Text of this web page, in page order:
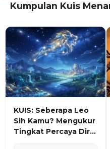
Kumpulan Kuis
KUIS: Seberapa Leo
Sih Kamu? Mengukur
Tingkat Percaya Diri